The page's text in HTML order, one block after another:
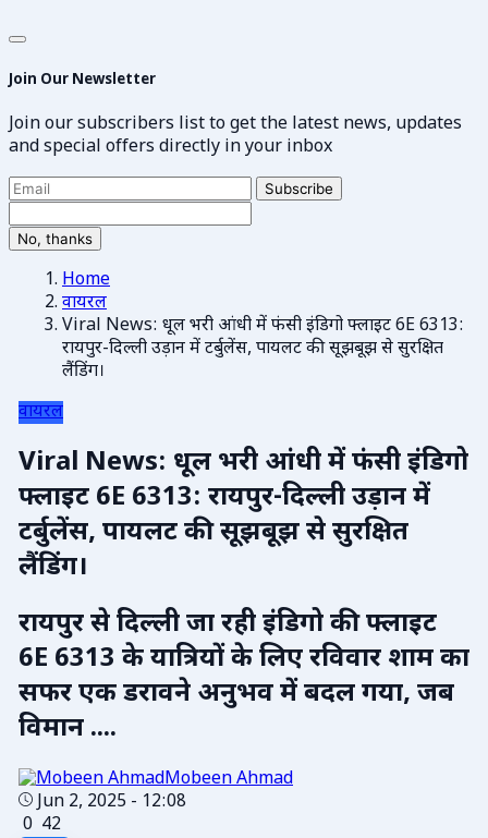
Join Our Newsletter
Join our subscribers list to get the latest news, updates
and special offers directly in your inbox
Subscribe
No, thanks
Home
वायरल
Viral News: धूल भरी आंधी में फंसी इंडिगो फ्लाइट 6E 6313:
रायपुर-दिल्ली उड़ान में टर्बुलेंस, पायलट की सूझबूझ से सुरक्षित
लैंडिंग।
वायरल
Viral News: धूल भरी आंधी में फंसी इंडिगो
फ्लाइट 6E 6313: रायपुर-दिल्ली उड़ान में
टर्बुलेंस, पायलट की सूझबूझ से सुरक्षित
लैंडिंग।
रायपुर से दिल्ली जा रही इंडिगो की फ्लाइट
6E 6313 के यात्रियों के लिए रविवार शाम का
सफर एक डरावने अनुभव में बदल गया, जब
विमान ....
Mobeen Ahmad
Jun 2, 2025 - 12:08
0 42